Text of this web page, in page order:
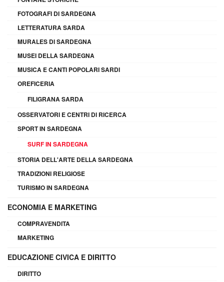
FOTOGRAFI DI SARDEGNA
LETTERATURA SARDA
MURALES DI SARDEGNA
MUSEI DELLA SARDEGNA
MUSICA E CANTI POPOLARI SARDI
OREFICERIA
FILIGRANA SARDA
OSSERVATORI E CENTRI DI RICERCA
SPORT IN SARDEGNA
SURF IN SARDEGNA
STORIA DELL'ARTE DELLA SARDEGNA
TRADIZIONI RELIGIOSE
TURISMO IN SARDEGNA
ECONOMIA E MARKETING
COMPRAVENDITA
MARKETING
EDUCAZIONE CIVICA E DIRITTO
DIRITTO